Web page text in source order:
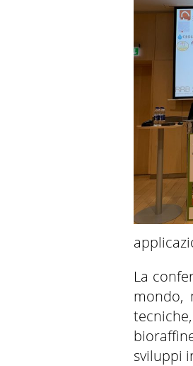
La
mondo,
sviluppi